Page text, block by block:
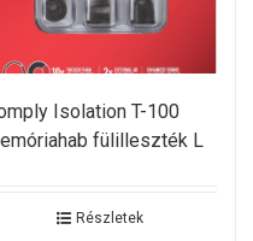
Isolation T-100
fülilleszték L
Részletek